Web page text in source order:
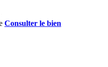
Consulter le bien